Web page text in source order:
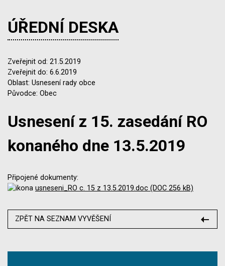
ÚŘEDNÍ DESKA
Zveřejnit od: 21.5.2019
Zveřejnit do: 6.6.2019
Oblast: Usnesení rady obce
Původce: Obec
Usnesení z 15. zasedání RO
konaného dne 13.5.2019
Připojené dokumenty:
usneseni_RO c. 15 z 13.5.2019.doc (DOC 256 kB)
ZPĚT NA SEZNAM VYVĚŠENÍ